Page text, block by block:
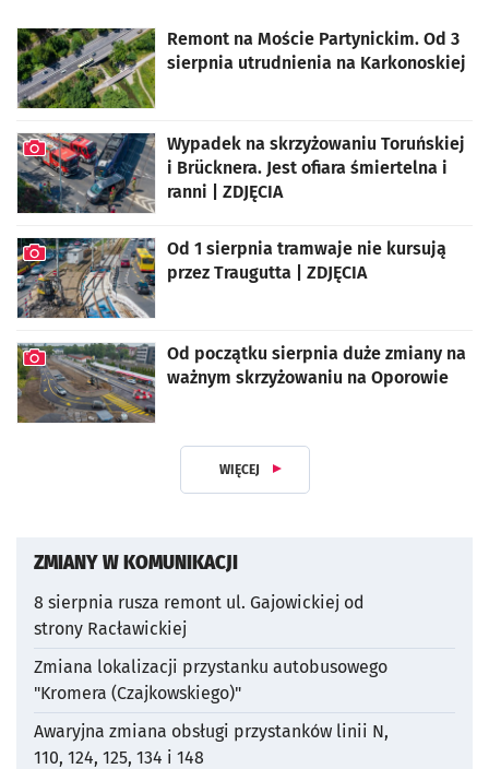
ZMIANY W KOMUNIKACJI
8 sierpnia rusza remont ul. Gajowickiej od
strony Racławickiej
otworzy się w nowej karcie
Zmiana lokalizacji przystanku autobusowego
"Kromera (Czajkowskiego)"
otworzy się w nowej karcie
Awaryjna zmiana obsługi przystanków linii N,
110, 124, 125, 134 i 148
Remont na Moście Partynickim. Od 3
sierpnia utrudnienia na Karkonoskiej
Wypadek na skrzyżowaniu Toruńskiej
i Brücknera. Jest ofiara śmiertelna i
ranni | ZDJĘCIA
Od 1 sierpnia tramwaje nie kursują
przez Traugutta | ZDJĘCIA
Od początku sierpnia duże zmiany na
ważnym skrzyżowaniu na Oporowie
WIĘCEJ Z DZIAŁU KOMUNIKACJA